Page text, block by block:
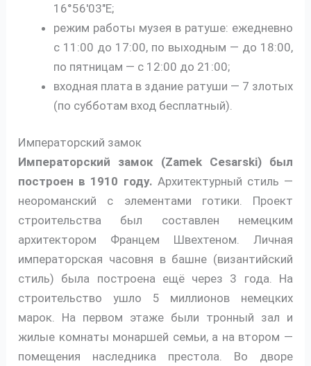
16°56′03″E;
режим работы музея в ратуше: ежедневно
с 11:00 до 17:00, по выходным — до 18:00,
по пятницам — с 12:00 до 21:00;
входная плата в здание ратуши — 7 злотых
(по субботам вход бесплатный).
Императорский замок
Императорский замок (Zamek Cesarski) был
построен в 1910 году. Архитектурный стиль —
неороманский с элементами готики. Проект
строительства был составлен немецким
архитектором Францем Швехтеном. Личная
императорская часовня в башне (византийский
стиль) была построена ещё через 3 года. На
строительство ушло 5 миллионов немецких
марок. На первом этаже были тронный зал и
жилые комнаты монаршей семьи, а на втором —
помещения наследника престола. Во дворе